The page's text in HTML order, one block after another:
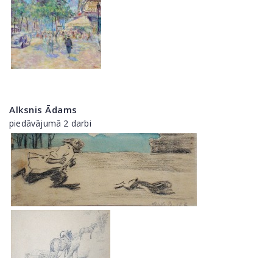
Alksnis Ādams
piedāvājumā 2 darbi